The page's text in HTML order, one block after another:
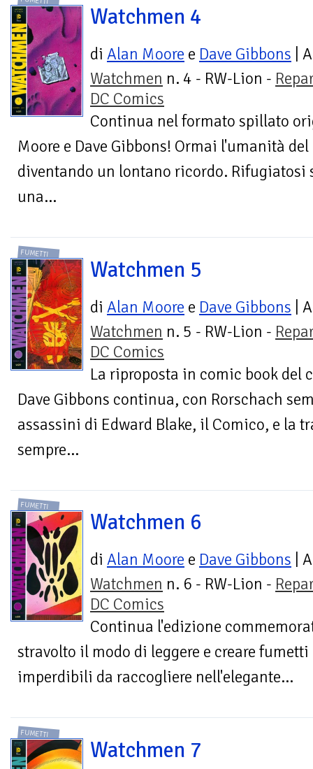
Watchmen 4
di Alan Moore e Dave Gibbons |
Watchmen n. 4 - RW-Lion -
DC Comics
Continua nel formato spillato
Moore e Dave Gibbons! Ormai l'umanità
diventando un lontano ricordo. Rifugiatosi
una...
FUMETTI
Watchmen 5
di Alan Moore e Dave Gibbons |
Watchmen n. 5 - RW-Lion -
DC Comics
La riproposta in comic book del
Dave Gibbons continua, con Rorschach
assassini di Edward Blake, il Comico, e la
sempre...
FUMETTI
Watchmen 6
di Alan Moore e Dave Gibbons |
Watchmen n. 6 - RW-Lion -
DC Comics
Continua l'edizione
stravolto il modo di leggere e creare
imperdibili da raccogliere nell'elegante...
FUMETTI
Watchmen 7